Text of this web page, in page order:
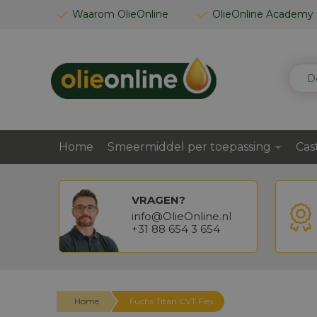
Waarom OlieOnline OlieOnline Academy
GA
ZOEK
Home Smeermiddel per toepassing
VRAGEN?
info@OlieOnline.nl
+31 88 654 3 654
Home Fuchs Titan CVT Flex